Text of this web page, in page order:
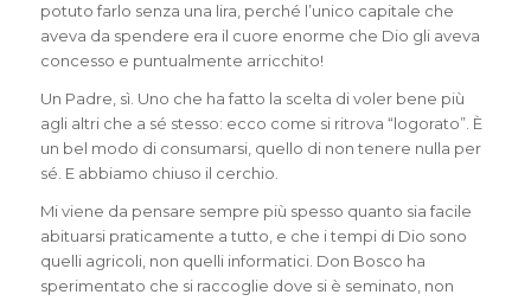
potuto farlo senza una lira, perché l’unico capitale che
aveva da spendere era il cuore enorme che Dio gli aveva
concesso e puntualmente arricchito!
Un Padre, sì. Uno che ha fatto la scelta di voler bene più
agli altri che a sé stesso: ecco come si ritrova “logorato”. È
un bel modo di consumarsi, quello di non tenere nulla per
sé. E abbiamo chiuso il cerchio.
Mi viene da pensare sempre più spesso quanto sia facile
abituarsi praticamente a tutto, e che i tempi di Dio sono
quelli agricoli, non quelli informatici. Don Bosco ha
sperimentato che si raccoglie dove si è seminato, non